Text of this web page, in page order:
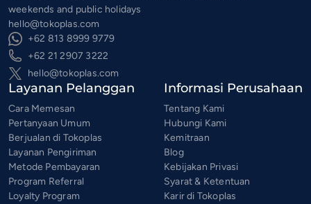
weekends and public holidays
hello@tokoplas.com
+62 813 8999 9779
+62 21 2907 3222
hello@tokoplas.com
Layanan Pelanggan
Cara Memesan
Pertanyaan Umum
Berjualan di Tokoplas
Layanan Pengiriman
Metode Pembayaran
Program Referral
Loyalty Program
Informasi Perusahaan
Tentang Kami
Hubungi Kami
Kemitraan
Blog
Kebijakan Privasi
Syarat & Ketentuan
Karir di Tokoplas